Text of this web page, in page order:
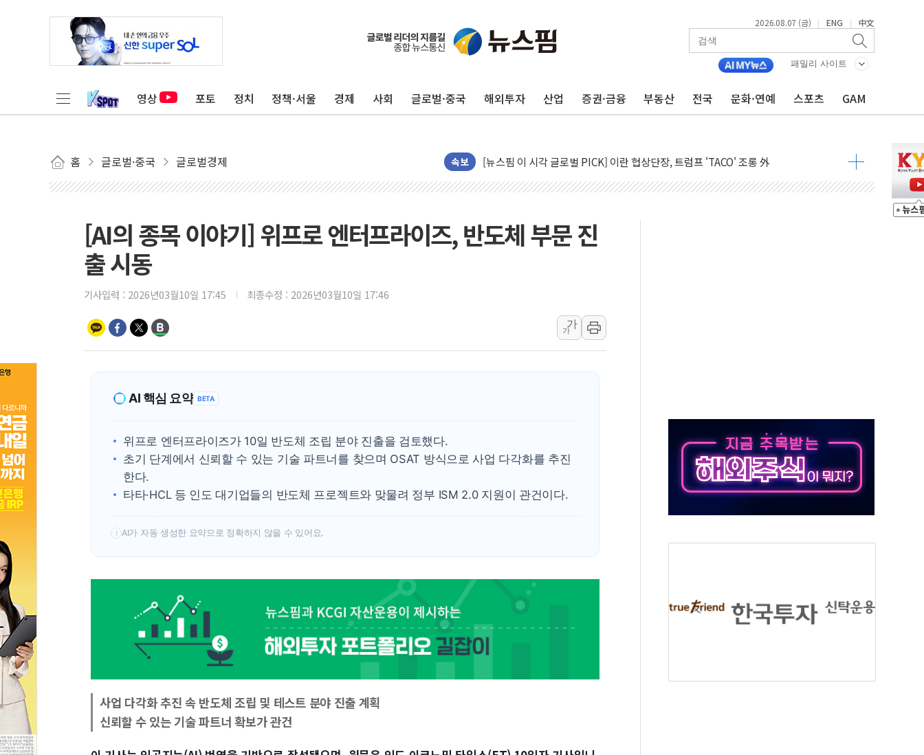
2026.08.07 (금) | ENG | 中文
패밀리 사이트
영상 포토 정치 정책·서울 경제 사회 글로벌·중국 해외투자 산업 증권·금융 부동산 전국 문화·연예 스포츠 GAM
홈 글로벌·중국 글로벌경제 속보
경제6단체, 세제개편안 환영…"국내 생산·투자 확대에 도움"
전세사기 등 '민생 전담재판부' 시범운영…평균 3개월 만에 1심 결론
남성, 'NS AI LINK' 월마트 3600개 매장 판매
예탁결제원, 비상장주식·조각투자 장외거래 청산결제 인프라 구축 착수
엑스플러스, '갤럭시 Z 플립8·폴드8' 전용 액세서리 출시
삼성증권, 연금저축계좌 ETF·리츠 온라인 거래수수료 우대
美 민주, 트럼프 측에 200만 달러 건넨 韓기업 조사… "관세 무마용 뇌물 의혹"
지방공기업 경영평가, 서울농수산식품공사 등 20곳 '최우수'...인천환경공단 등 '부진'
AIA그룹, 12년 연속 MDRT 회원 수 세계 1위…국내 회원 34% 증가
[컨콜] 네이버, 멤버십 연계 배송 혜택 강화...새벽 배송 도입 예정
[컨콜] 네이버 AI탭, 올해 안으로 부동산과 건강까지 영역 확장 예정
[AI의 종목 이야기] 위프로 엔터프라이즈, 반도체 부문 진
출 시동
기사입력 : 2026년03월10일 17:45 최종수정 : 2026년03월10일 17:46
가
가
AI 핵심 요약 BETA
위프로 엔터프라이즈가 10일 반도체 조립 분야 진출을 검토했다.
초기 단계에서 신뢰할 수 있는 기술 파트너를 찾으며 OSAT 방식으로 사업 다각화를 추진
한다.
타타·HCL 등 인도 대기업들의 반도체 프로젝트와 맞물려 정부 ISM 2.0 지원이 관건이다.
! AI가 자동 생성한 요약으로 정확하지 않을 수 있어요.
사업 다각화 추진 속 반도체 조립 및 테스트 분야 진출 계획
신뢰할 수 있는 기술 파트너 확보가 관건